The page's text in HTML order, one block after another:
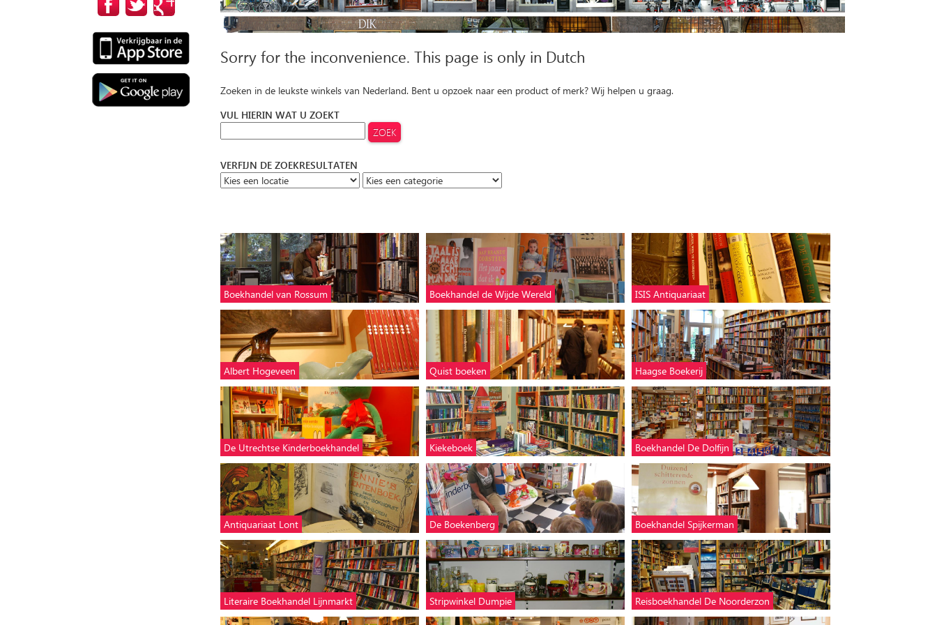
Sorry for the inconvenience. This page is only in Dutch
Zoeken in de leukste winkels van Nederland. Bent u opzoek naar een product of merk? Wij helpen u graag.
VUL HIERIN WAT U ZOEKT
VERFIJN DE ZOEKRESULTATEN
Boekhandel van Rossum Boekhandel de Wijde Wereld ISIS Antiquariaat
Albert Hogeveen Quist boeken Haagse Boekerij
De Utrechtse Kinderboekhandel Kiekeboek Boekhandel De Dolfijn
Antiquariaat Lont De Boekenberg Boekhandel Spijkerman
Literaire Boekhandel Lijnmarkt Stripwinkel Dumpie Reisboekhandel De Noorderzon